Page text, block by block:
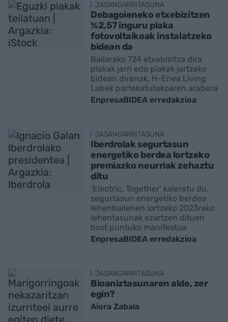
JASANGARRITASUNA
Debagoieneko etxebizitzen
%2,57 inguru plaka
fotovoltaikoak instalatzeko
bidean da
Bailarako 724 etxebizitza dira
plakak jarri edo plakak jartzeko
bidean direnak, H-Enea Living
Labek partekatutakoaren arabera
EnpresaBIDEA erredakzioa
JASANGARRITASUNA
Iberdrolak segurtasun
energetiko berdea lortzeko
premiazko neurriak zehaztu
ditu
‘Electric, Together’ kaleratu du,
segurtasun energetiko berdea
lehenbailehen lortzeko 2023rako
lehentasunak ezartzen dituen
bost puntuko manifestua
EnpresaBIDEA erredakzioa
JASANGARRITASUNA
Bioaniztasunaren alde, zer
egin?
Aiora Zabala